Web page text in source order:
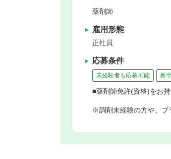
薬剤師
雇用形態
正社員
応募条件
未経験者も応募可能 新
■薬剤師免許(資格)をお
※調剤未経験の方や、ブ